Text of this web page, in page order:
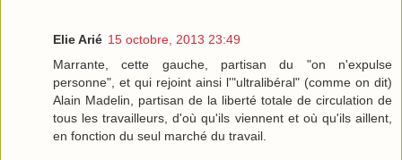
Elie Arié 15 octobre, 2013 23:49
Marrante, cette gauche, partisan du "on n'expulse
personne", et qui rejoint ainsi l'"ultralibéral" (comme on dit)
Alain Madelin, partisan de la liberté totale de circulation de
tous les travailleurs, d'où qu'ils viennent et où qu'ils aillent,
en fonction du seul marché du travail.